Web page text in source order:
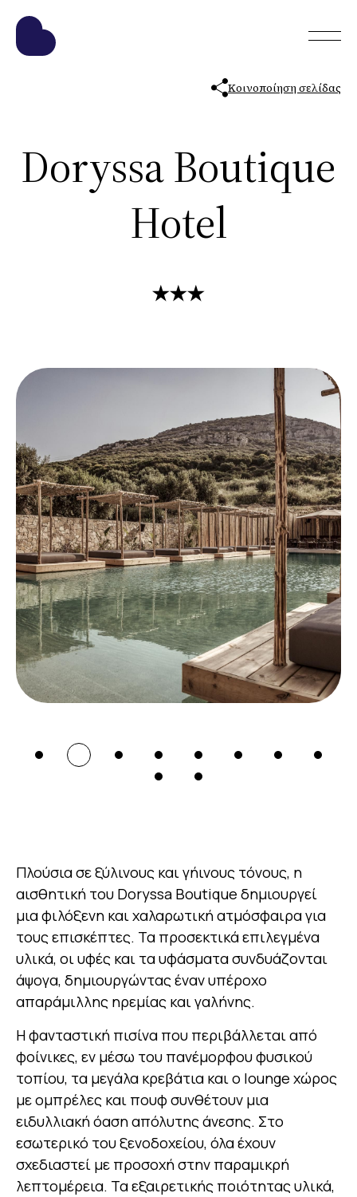
Κοινοποίηση σελίδας
Doryssa Boutique
Hotel
Πλούσια σε ξύλινους και γήινους τόνους, η
αισθητική του Doryssa Boutique δημιουργεί
μια φιλόξενη και χαλαρωτική ατμόσφαιρα για
τους επισκέπτες. Τα προσεκτικά επιλεγμένα
υλικά, οι υφές και τα υφάσματα συνδυάζονται
άψογα, δημιουργώντας έναν υπέροχο
απαράμιλλης ηρεμίας και γαλήνης.
Η φανταστική πισίνα που περιβάλλεται από
φοίνικες, εν μέσω του πανέμορφου φυσικού
τοπίου, τα μεγάλα κρεβάτια και ο lounge χώρος
με ομπρέλες και πουφ συνθέτουν μια
ειδυλλιακή όαση απόλυτης άνεσης. Στο
εσωτερικό του ξενοδοχείου, όλα έχουν
σχεδιαστεί με προσοχή στην παραμικρή
λεπτομέρεια. Τα εξαιρετικής ποιότητας υλικά,